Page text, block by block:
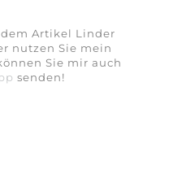
Artikel Linder
nutzen Sie mein
Sie mir auch
senden!